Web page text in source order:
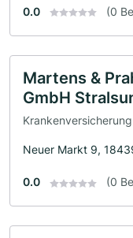
0.0 (0
Martens &
GmbH
Krankenversicherung
Neuer Markt 9,
0.0 (0